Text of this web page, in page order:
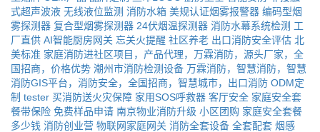
式超声波液 无线液位监测 消防水箱 美规认证烟雾报警器 编码型烟
雾探测器 复合型烟雾探测器 24伏烟温探测器 消防水幕系统检测 工
厂直供 AI智能厨房网关 忘关火提醒 社区养老 出口消防安全评估 北
美标准 家庭消防进社区项目，产品代理，万霖消防，源头厂家，全
国招商，价格优势 潮州市消防检测设备 万霖消防，智慧消防，智慧
消防GIS平台，消防安全，全国招商，智慧城市，出口消防 ODM定
制 tester 买消防送火灾保障 家用SOS呼救器 客厅安全 家庭安全套
餐带保险 免费样品申请 南京物业消防升级 小区团购 家庭安全套餐
多少钱 消防创业营 物联网家庭网关 消防全套设备 全套配套 烟感